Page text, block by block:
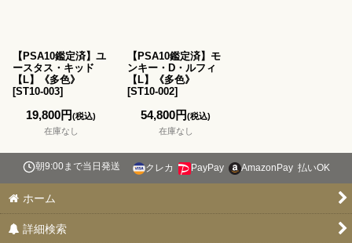
【PSA10鑑定済】ユ
ースタス・キッド
【L】《多色》
[ST10-003]
19,800円(税込)
在庫なし
【PSA10鑑定済】モ
ンキー・D・ルフィ
【L】《多色》
[ST10-002]
54,800円(税込)
在庫なし
朝9:00まで当日発送 クレカ PayPay AmazonPay 払いOK
ホーム
詳細検索